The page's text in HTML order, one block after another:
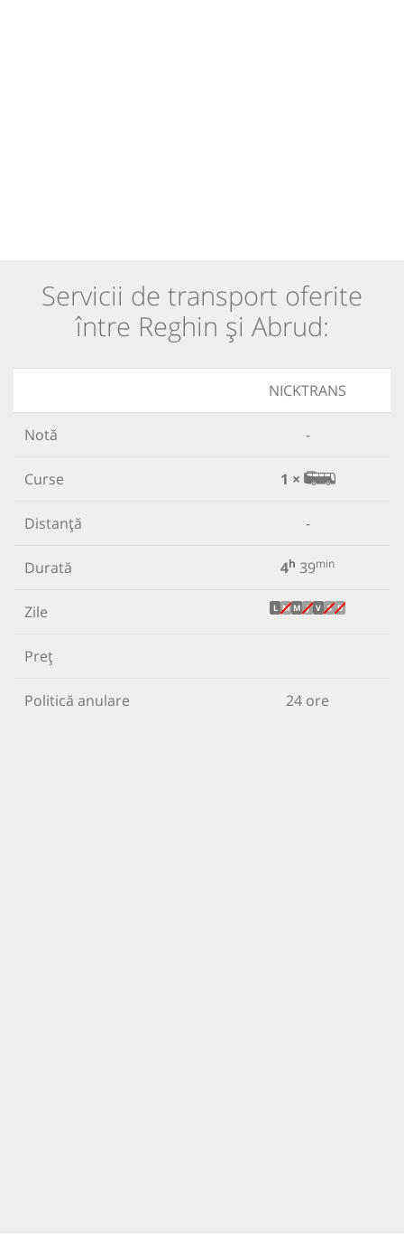
Servicii de transport oferite
între Reghin și Abrud:
NICKTRANS
Notă -
Curse 1 ×
Distanță -
Durată 4h 39min
Zile L M M J V S D
Preț
Politică anulare 24 ore